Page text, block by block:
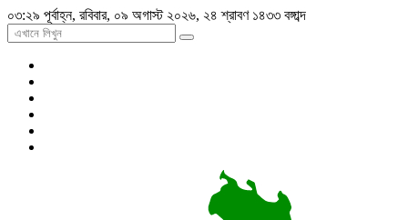
০৩:২৯ পূর্বাহ্ন, রবিবার, ০৯ অগাস্ট ২০২৬, ২৪ শ্রাবণ ১৪৩৩ বঙ্গাব্দ